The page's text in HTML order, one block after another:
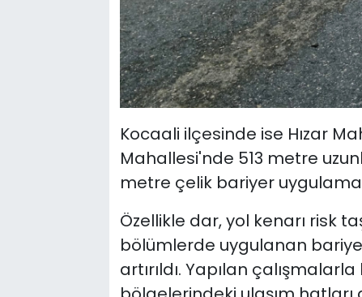
Kocaali ilçesinde ise Hızar
Mahallesi'nde 513 metre
metre çelik bariyer
Özellikle dar, yol kenarı risk
bölümlerde uygulanan
artırıldı. Yapılan